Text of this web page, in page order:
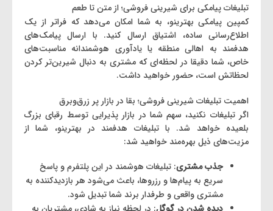
تبلیغات پیامکی برای شیرینی فروشی؛ از متن تا طعم
کمپین پیامکی بهترینو، به شما امکان می‌دهد که فراتر از یک
اطلاع‌رسانی ساده، اشتیاق ارسال کنید. با ارسال پیامک‌های
هدفمند به اهالی منطقه یا یادآوری هوشمندانه‌ مناسبت‌های
خاص، شما دقیقا در لحظه‌ای که مشتری به دنبال شیرین‌تر کردن
لحظاتش است، حضور خواهید داشت.
اهمیت تبلیغات شیرینی ‌فروشی؛ بقا در بازار پر زرق‌وبرق
اگر تبلیغات نکنید، سهم شما در بازار پذیرایی توسط رقبای بزرگ
بلعیده خواهد شد. با تبلیغات هدفمند در بهترینو، شما از
مزیت‌های ذیل بهره‌مند خواهید شد:
جذب مشتری: تبلیغات هوشمند در این پلتفرم و پاسخ
سریع به پیام‌ها و رزروها، باعث می‌شود هر بازدیدکننده به
مشتری واقعی و طرفدار برند شما تبدیل شود.